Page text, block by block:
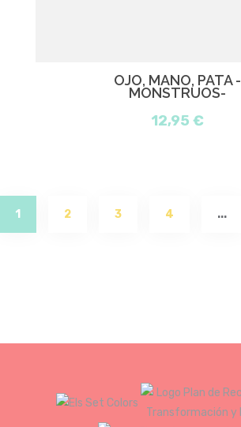
OJO, MANO, PATA -
MONSTRUOS-
12,95 €
1(current)
2 3 4 ...